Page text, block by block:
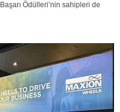
Ödülleri’nin sahipleri de